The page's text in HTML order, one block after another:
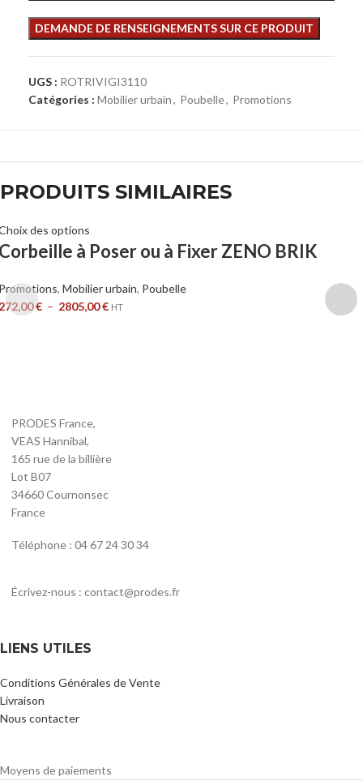
UGS : ROTRIVIGI3110
Catégories : Mobilier urbain, Poubelle, Promotions
PRODUITS SIMILAIRES
des options
à Poser ou à Fixer ZENO BRIK
,Mobilier urbain, Poubelle
€ – 2805,00€ HT
PRODES France,
VEAS Hannibal,
165 rue de la billière
Lot B07
34660 Cournonsec
France
Téléphone : 04 67 24 30 34
Écrivez-nous : contact@prodes.fr
LIENS UTILES
Conditions Générales de Vente
Livraison
Nous contacter
Moyens de paiements